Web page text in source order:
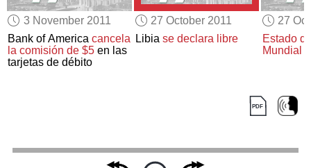
3 November 2011
Bank of Americacancela
la comisión de $5 en las
tarjetas de débito
27 October 2011
Libia se declara libre
27
Estado
Mundial